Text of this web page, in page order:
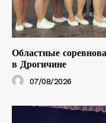
Областные
в Дрогичине
07/08/2026